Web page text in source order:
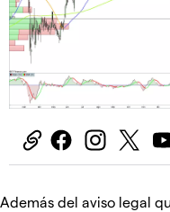
Además del aviso legal